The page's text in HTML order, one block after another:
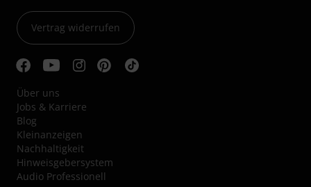
Vertrag widerrufen
Über uns
Jobs & Karriere
Blog
Kleinanzeigen
Nachhaltigkeit
Hinweisgebersystem
Audio Professionell